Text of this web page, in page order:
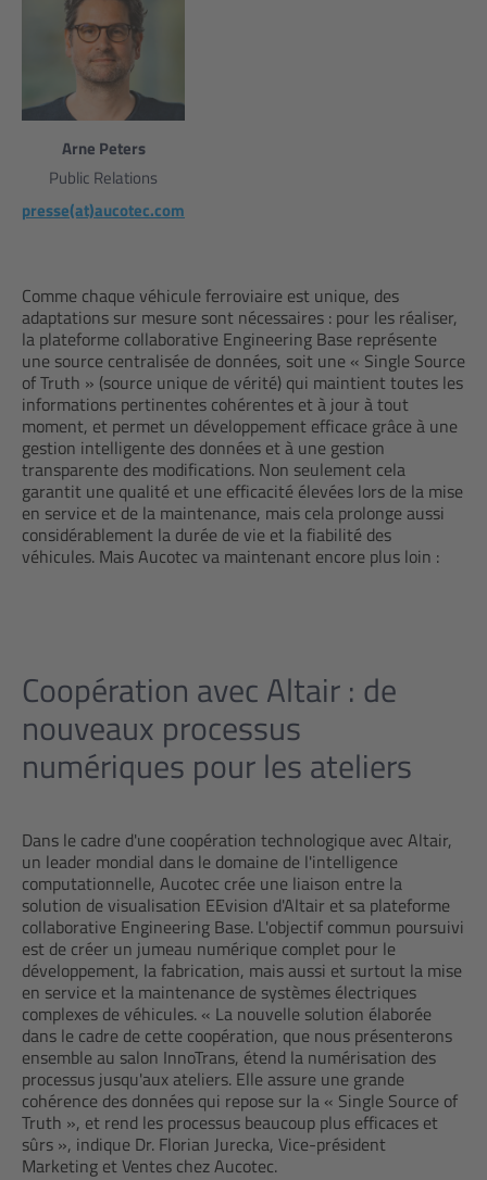
Arne Peters
Public Relations
presse(at)aucotec.com
Comme chaque véhicule ferroviaire est unique, des
adaptations sur mesure sont nécessaires : pour les réaliser,
la plateforme collaborative Engineering Base représente
une source centralisée de données, soit une « Single Source
of Truth » (source unique de vérité) qui maintient toutes les
informations pertinentes cohérentes et à jour à tout
moment, et permet un développement efficace grâce à une
gestion intelligente des données et à une gestion
transparente des modifications. Non seulement cela
garantit une qualité et une efficacité élevées lors de la mise
en service et de la maintenance, mais cela prolonge aussi
considérablement la durée de vie et la fiabilité des
véhicules. Mais Aucotec va maintenant encore plus loin :
Coopération avec Altair : de
nouveaux processus
numériques pour les ateliers
Dans le cadre d'une coopération technologique avec Altair,
un leader mondial dans le domaine de l'intelligence
computationnelle, Aucotec crée une liaison entre la
solution de visualisation EEvision d'Altair et sa plateforme
collaborative Engineering Base. L'objectif commun poursuivi
est de créer un jumeau numérique complet pour le
développement, la fabrication, mais aussi et surtout la mise
en service et la maintenance de systèmes électriques
complexes de véhicules. « La nouvelle solution élaborée
dans le cadre de cette coopération, que nous présenterons
ensemble au salon InnoTrans, étend la numérisation des
processus jusqu'aux ateliers. Elle assure une grande
cohérence des données qui repose sur la « Single Source of
Truth », et rend les processus beaucoup plus efficaces et
sûrs », indique Dr. Florian Jurecka, Vice-président
Marketing et Ventes chez Aucotec.